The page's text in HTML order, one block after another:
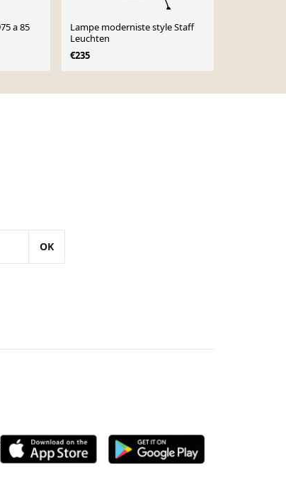
lampe gainé de cuir 1975 a 85
Lampe moderniste style Staff
Leuchten
€235
OK